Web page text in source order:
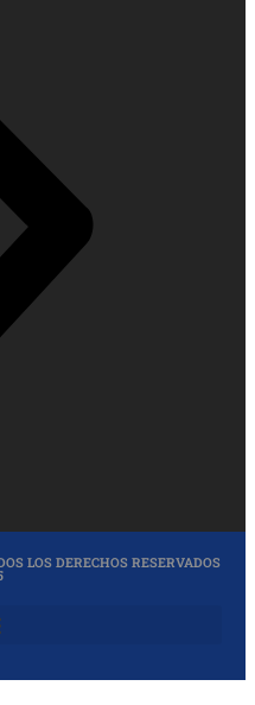
LOS DERECHOS RESERVADOS